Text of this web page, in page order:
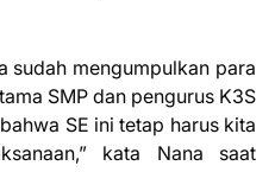
sudah mengumpulkan para
SMP dan pengurus K3S
SE ini tetap harus kita
kata Nana saat